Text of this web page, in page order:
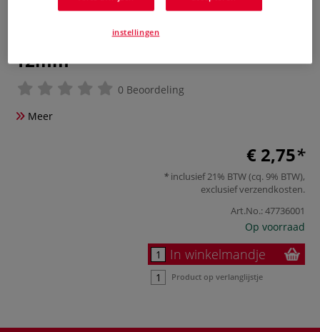
GLOREX | Karabijnhaaksluiting,
12mm
0 Beoordeling
Meer
€ 2,75
inclusief 21% BTW (cq. 9% BTW),
exclusiefverzendkosten.
Art.No.:47736001
Op voorraad
In winkelmandje
Product op verlanglijstje
instellingen